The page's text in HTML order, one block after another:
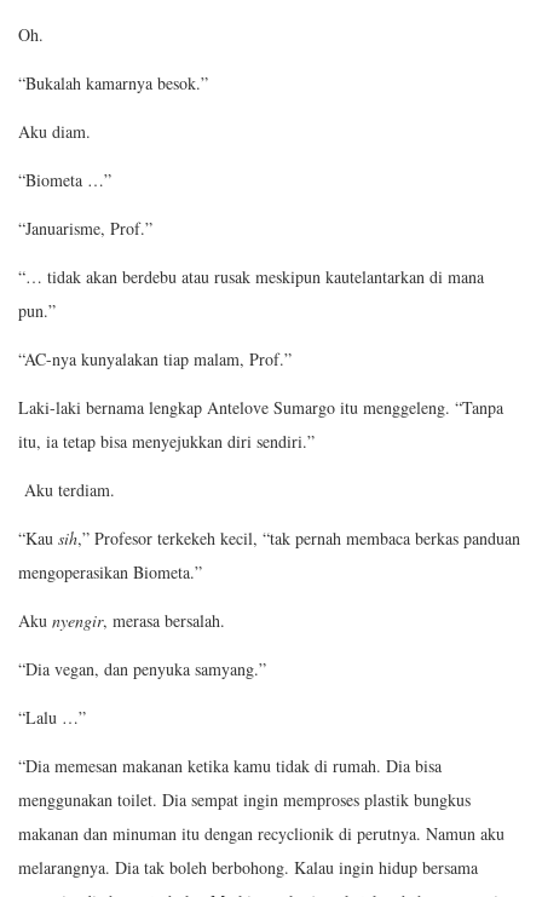
Oh.
“Bukalah kamarnya besok.”
Aku diam.
“Biometa …”
“Januarisme, Prof.”
“… tidak akan berdebu atau rusak meskipun kautelantarkan di mana
pun.”
“AC-nya kunyalakan tiap malam, Prof.”
Laki-laki bernama lengkap Antelove Sumargo itu menggeleng. “Tanpa
itu, ia tetap bisa menyejukkan diri sendiri.”
Aku terdiam.
“Kau sih,” Profesor terkekeh kecil, “tak pernah membaca berkas panduan
mengoperasikan Biometa.”
Aku nyengir, merasa bersalah.
“Dia vegan, dan penyuka samyang.”
“Lalu …”
“Dia memesan makanan ketika kamu tidak di rumah. Dia bisa
menggunakan toilet. Dia sempat ingin memproses plastik bungkus
makanan dan minuman itu dengan recyclionik di perutnya. Namun aku
melarangnya. Dia tak boleh berbohong. Kalau ingin hidup bersama